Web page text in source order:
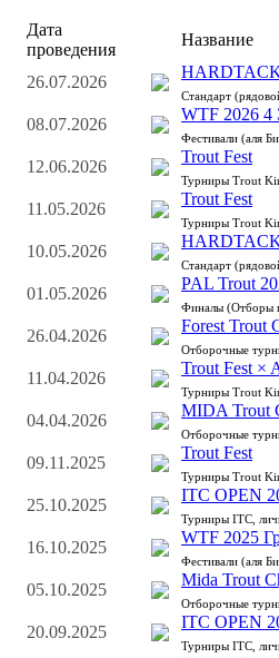
Дата
проведения
Название
26.07.2026
Стандарт
08.07.2026
WTF 2026 4
Фестивали (аля
12.06.2026
Trout Fest
Турниры Trout
11.05.2026
Trout Fest
Турниры Trout
10.05.2026
Стандарт
01.05.2026
PAL Trout
Финалы (Отборы
26.04.2026
Forest Trout
Отборочные
11.04.2026
Trout Fest ×
Турниры Trout
04.04.2026
MIDA Trout
Отборочные
09.11.2025
Trout Fest
Турниры Trout
25.10.2025
ITC OPEN
Турниры ITC,
16.10.2025
WTF 2025
Фестивали (аля
05.10.2025
Mida Trout
Отборочные
20.09.2025
ITC OPEN
Турниры ITC,